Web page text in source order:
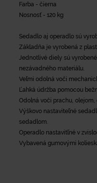
Farba - čierna
Nosnosť - 120 kg
Sedadlo aj operadlo sú
Základňa je vyrobená z
Jednotlivé diely sú
nezávadného materiálu.
Veľmi odolná voči
Ľahká údržba pomocou
Odolná voči prachu,
Výškovo nastaviteľné
sedadlom.
Operadlo nastavitľné v
Vybavená gumovými